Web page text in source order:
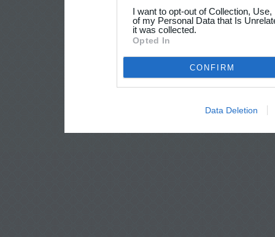
I want to opt-out of Collection,
of my Personal Data that Is
it was collected.
Opted In
CONFIRM
Data Deletion